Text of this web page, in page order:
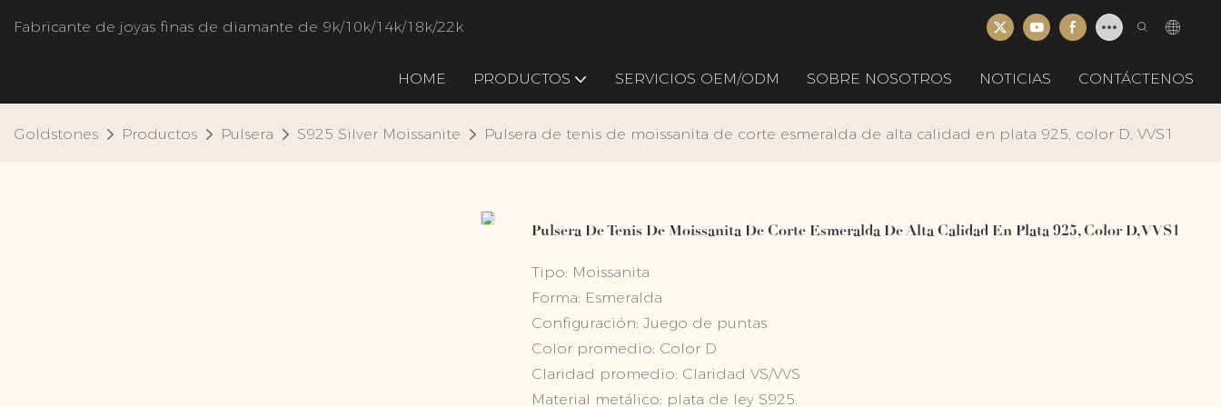
Fabricante de joyas finas de diamante de 9k/10k/14k/18k/22k
HOME PRODUCTOS SERVICIOS OEM/ODM SOBRE NOSOTROS NOTICIAS CONTÁCTENOS
Goldstones Productos Pulsera S925 Silver Moissanite Pulsera de tenis de moissanita de corte esmeralda de alta calidad en plata 925, color D, VVS1
Pulsera De Tenis De Moissanita De Corte Esmeralda De Alta Calidad En Plata 925, Color D, VVS1
Tipo: Moissanita
Forma: Esmeralda
Configuración: Juego de puntas
Color promedio: Color D
Claridad promedio: Claridad VS/VVS
Material metálico: plata de ley S925.